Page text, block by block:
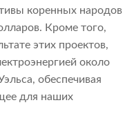
коренных народов
Кроме того,
этих проектов,
около
обеспечивая
для наших